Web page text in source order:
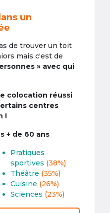
un
de trouver un toit
mais c'est de
» avec qui
colocation réussi
centres
!
+ de 60 ans
Pratiques
sportives (38%)
Théâtre (35%)
Cuisine (26%)
Sciences (23%)